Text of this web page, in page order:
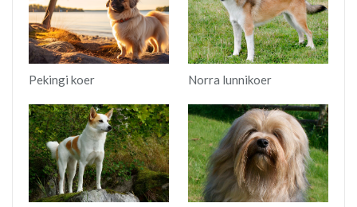
Pekingi koer Norra lunnikoer